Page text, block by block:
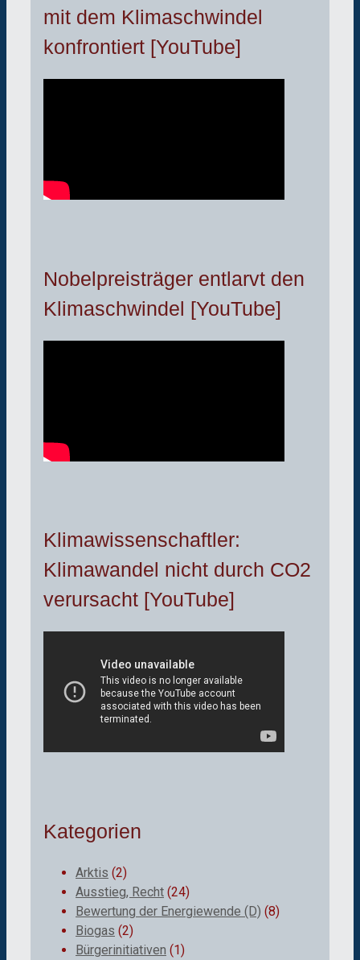
mit dem Klimaschwindel
konfrontiert [YouTube]
Nobelpreisträger entlarvt den
Klimaschwindel [YouTube]
Klimawissenschaftler:
Klimawandel nicht durch CO2
verursacht [YouTube]
Kategorien
Arktis (2)
Ausstieg, Recht (24)
Bewertung der Energiewende (D) (8)
Biogas (2)
Bürgerinitiativen (1)